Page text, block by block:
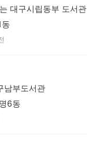
대구시립동부 도서관
동
남부도서관
6동